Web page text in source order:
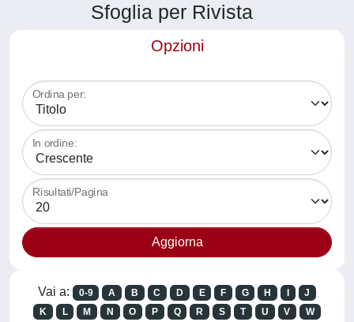
Sfoglia per Rivista
Opzioni
Ordina per:
In ordine:
Risultati/Pagina
Vai a: 0-9 A B C D E F G H
J
K
L M N O P Q R S T U V
W